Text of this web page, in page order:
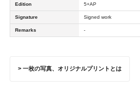
Edition 5+AP
Signature Signed work
Remarks -
> 一枚の写真、オリジナルプリントとは